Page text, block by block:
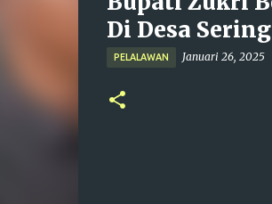
Di Desa Sering
PELALAWAN Januari 26, 2025